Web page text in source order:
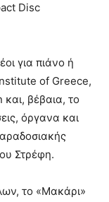
Disc
για πιάνο ή
of Greece,
βέβαια, το
όργανα και
Στρέφη.
το «Μακάρι»